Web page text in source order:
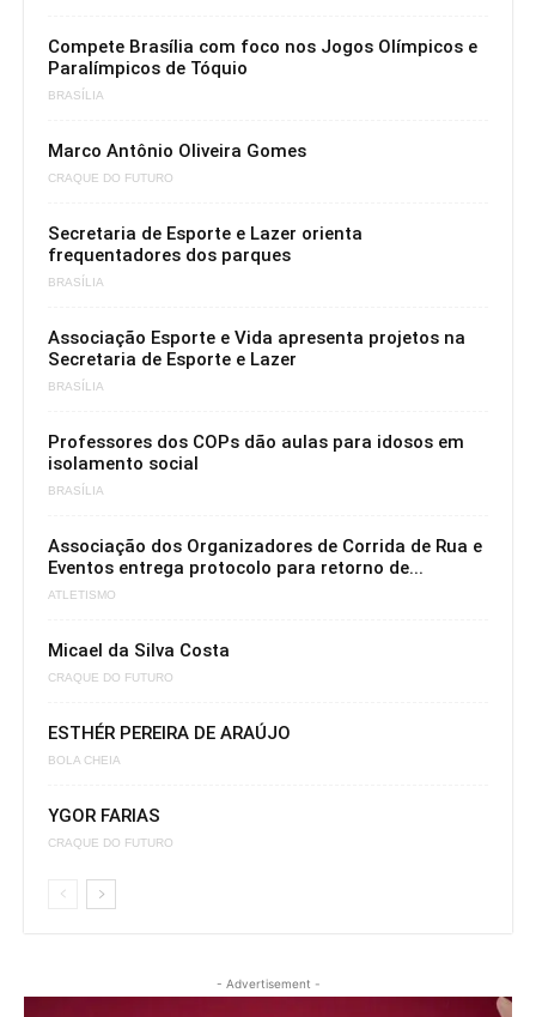
Compete Brasília com foco nos Jogos Olímpicos e
Paralímpicos de Tóquio
BRASÍLIA
Marco Antônio Oliveira Gomes
CRAQUE DO FUTURO
Secretaria de Esporte e Lazer orienta
frequentadores dos parques
BRASÍLIA
Associação Esporte e Vida apresenta projetos na
Secretaria de Esporte e Lazer
BRASÍLIA
Professores dos COPs dão aulas para idosos em
isolamento social
BRASÍLIA
Associação dos Organizadores de Corrida de Rua e
Eventos entrega protocolo para retorno de...
ATLETISMO
Micael da Silva Costa
CRAQUE DO FUTURO
ESTHÉR PEREIRA DE ARAÚJO
BOLA CHEIA
YGOR FARIAS
CRAQUE DO FUTURO
- Advertisement -